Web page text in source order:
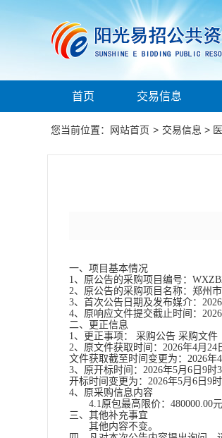
首页 交易信息
您当前位置： 网站首页 > 交易信息 >
一、项目基本情况
1、原公告的采购项目编号：
2、原公告的采购项目名称： 郑州
3、首次公告日期及发布媒介：
4、原响应文件提交截止时间：
二、更正信息
1、更正事项： 采购公告 采购文件
2、原文件获取时间： 2026年4月 24
文件获取截至时间变更为： 2026年4
3、原开标时间： 2026年5月6日 9时
开标时间变更为： 2026年5月6日 9
4、原采购信息内容
4.1原包最高限价： 480000.00
三、其他补充事宜
其他内容不变。